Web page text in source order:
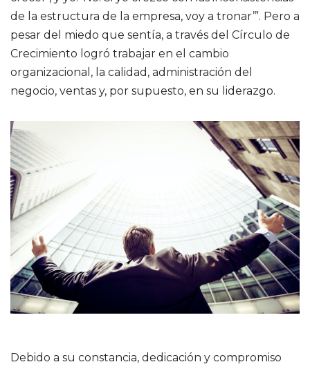
de la estructura de la empresa, voy a tronar’”. Pero a
pesar del miedo que sentía, a través del Círculo de
Crecimiento logró trabajar en el cambio
organizacional, la calidad, administración del
negocio, ventas y, por supuesto, en su liderazgo.
Debido a su constancia, dedicación y compromiso